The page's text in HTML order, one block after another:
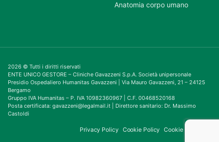
Anatomia corpo umano
2026 © Tutti i diritti riservati
ENTE UNICO GESTORE – Cliniche Gavazzeni S.p.A. Società unipersonale
Presidio Ospedaliero Humanitas Gavazzeni | Via Mauro Gavazzeni, 21 – 24125
Bergamo
Gruppo IVA Humanitas – P. IVA 10982360967 | C.F. 00468520168
Posta certificata: gavazzeni@legalmail.it | Direttore sanitario: Dr. Massimo
Castoldi
Privacy Policy Cookie Policy Cookie Consent